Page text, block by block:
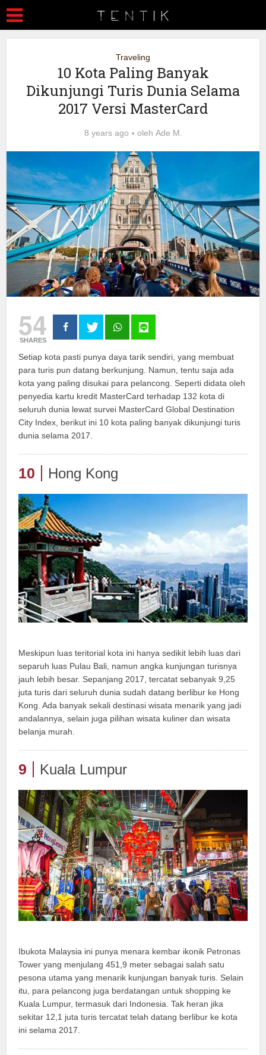
Traveling
10 Kota Paling Banyak
Dikunjungi Turis Dunia Selama
2017 Versi MasterCard
8 years ago oleh Ade M.
54
SHARES
Setiap kota pasti punya daya tarik sendiri, yang membuat
para turis pun datang berkunjung. Namun, tentu saja ada
kota yang paling disukai para pelancong. Seperti didata oleh
penyedia kartu kredit MasterCard terhadap 132 kota di
seluruh dunia lewat survei MasterCard Global Destination
City Index, berikut ini 10 kota paling banyak dikunjungi turis
dunia selama 2017.
10 Hong Kong
Meskipun luas teritorial kota ini hanya sedikit lebih luas dari
separuh luas Pulau Bali, namun angka kunjungan turisnya
jauh lebih besar. Sepanjang 2017, tercatat sebanyak 9,25
juta turis dari seluruh dunia sudah datang berlibur ke Hong
Kong. Ada banyak sekali destinasi wisata menarik yang jadi
andalannya, selain juga pilihan wisata kuliner dan wisata
belanja murah.
9 Kuala Lumpur
Ibukota Malaysia ini punya menara kembar ikonik Petronas
Tower yang menjulang 451,9 meter sebagai salah satu
pesona utama yang menarik kunjungan banyak turis. Selain
itu, para pelancong juga berdatangan untuk shopping ke
Kuala Lumpur, termasuk dari Indonesia. Tak heran jika
sekitar 12,1 juta turis tercatat telah datang berlibur ke kota
ini selama 2017.